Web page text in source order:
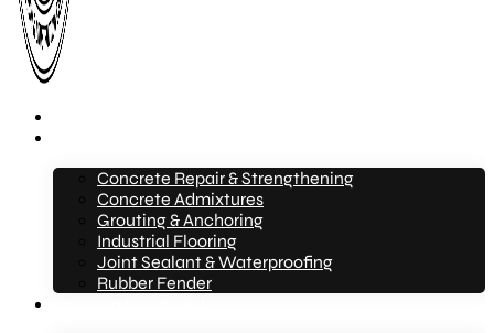
Concrete Repair & Strengthening
Concrete Admixtures
Grouting & Anchoring
Industrial Flooring
Joint Sealant & Waterproofing
Rubber Fender